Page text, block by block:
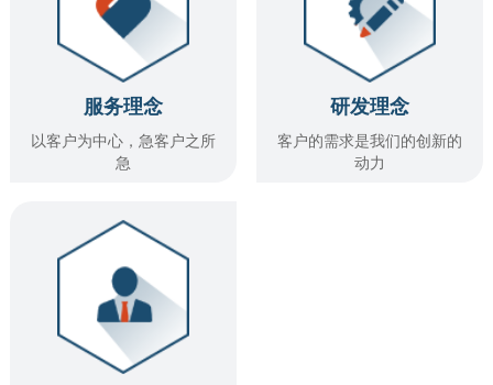
服务理念
以客户为中心，急客户之所
急
研发理念
客户的需求是我们的创新的
动力